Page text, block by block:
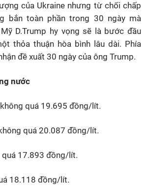
của Ukraine nhưng từ chối chấp
bắn toàn phần trong 30 ngày mà
D.Trump hy vọng sẽ là bước đầu
thỏa thuận hòa bình lâu dài. Phía
đề xuất 30 ngày của ông Trump.
nước
quá 19.695 đồng/lít.
quá 20.087 đồng/lít.
quá 17.893 đồng/lít.
18.118 đồng/lít.